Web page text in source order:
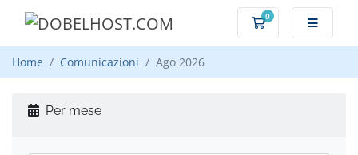
0
Carrello
Home Comunicazioni Ago 2026
Per mese